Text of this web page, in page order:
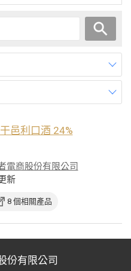
邑利口酒 24%
電商股份有限公司
新
8 個相關產品
份有限公司